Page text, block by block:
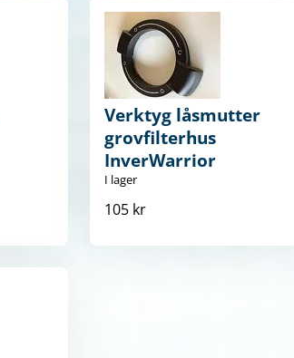
Verktyg låsmutter
grovfilterhus
InverWarrior
I lager
105 kr